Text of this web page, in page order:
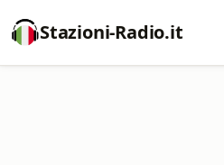
Stazioni-Radio.it